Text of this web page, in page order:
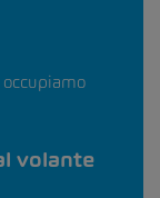
occupiamo
volante